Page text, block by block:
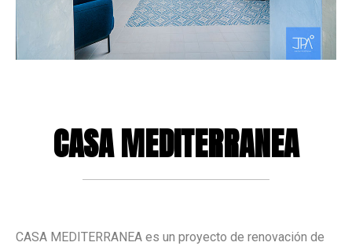
Galeria
in EnglishCASAMEDITERRANEA
CASA MEDITERRANEA es un proyecto de renovación de